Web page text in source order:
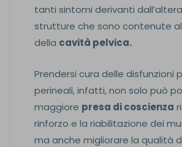
tanti sintomi derivanti
strutture che sono contenute
della cavità pelvica.
Prendersi cura delle disfunzioni
perineali, infatti, non solo può
maggiore presa di coscienza
rinforzo e la riabilitazione dei
ma anche migliorare la qualità